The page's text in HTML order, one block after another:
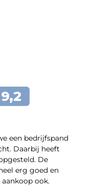
een bedrijfspand
Daarbij heeft
De
erg goed en
ook.